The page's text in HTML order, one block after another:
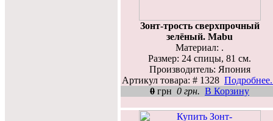
Зонт-трость сверхпрочный
зелёный. Mabu
Материал: .
Размер: 24 спицы, 81 см.
Производитель: Япония
Артикул товара: # 1328
0 грн 0 грн. В Корзину